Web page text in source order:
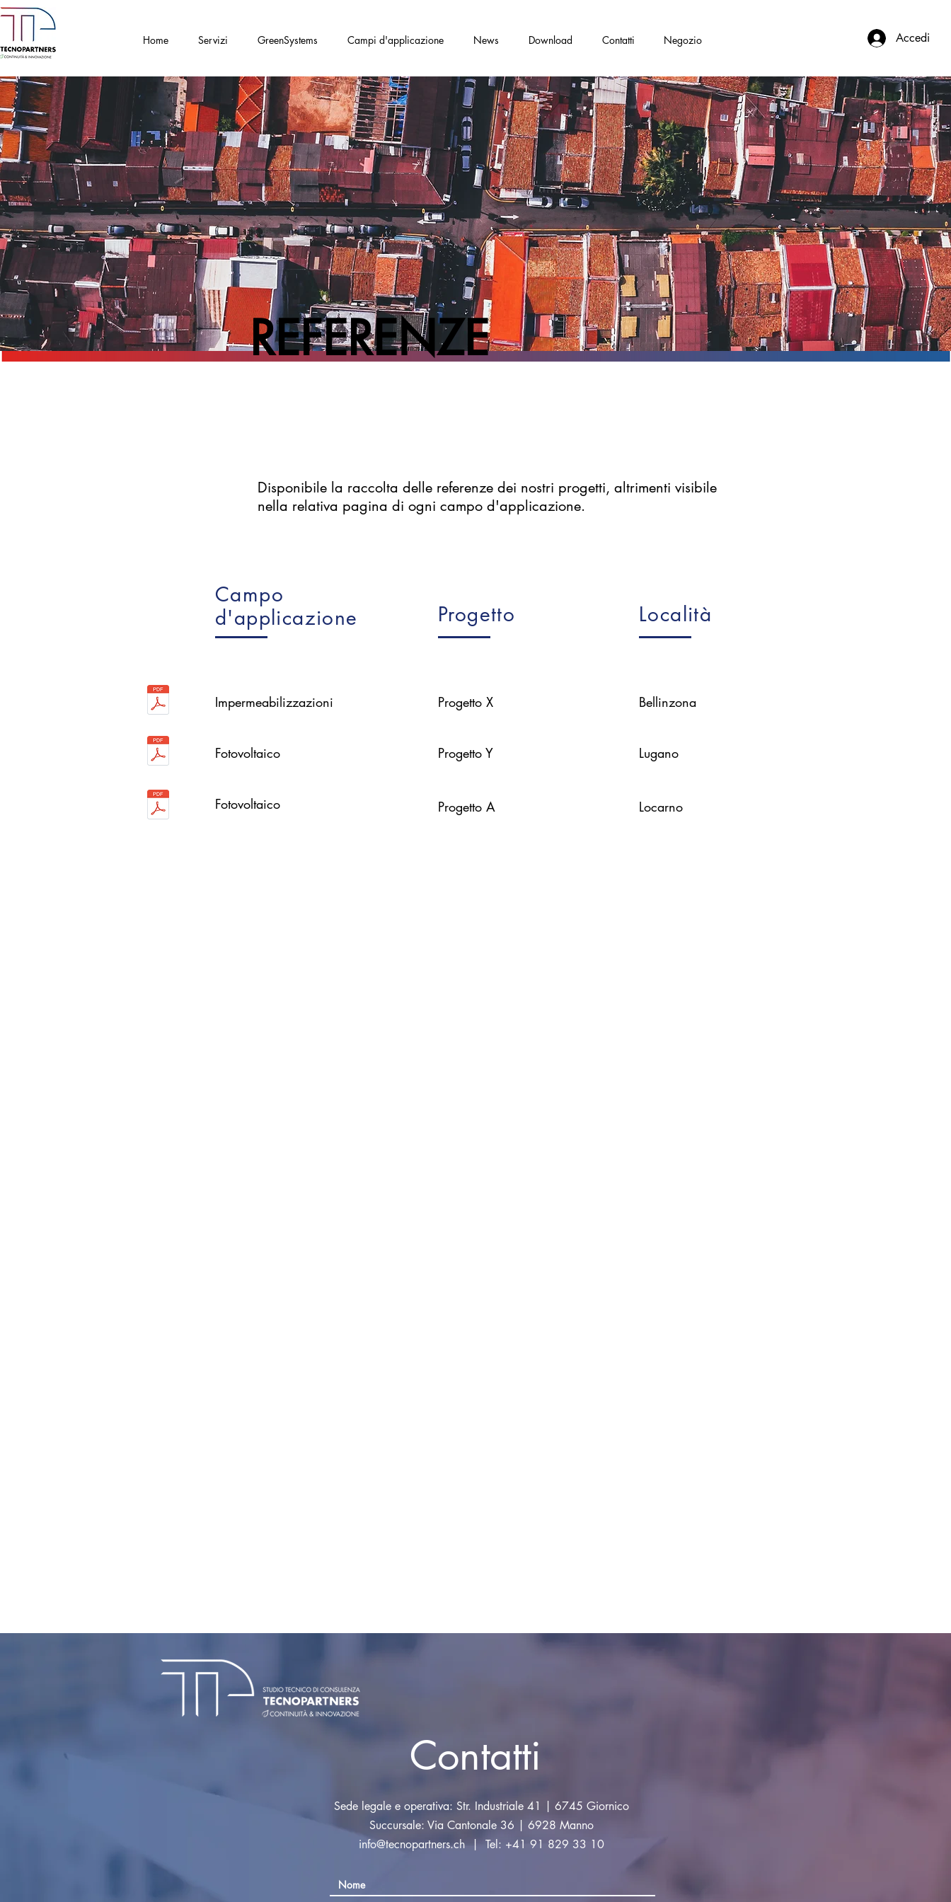
Home Servizi GreenSystems Campi d'applicazione News Download Contatti Negozio Accedi
REFERENZE
Campo
d'applicazione
Progetto Località
Bellinzona
Progetto X
Impermeabilizzazioni
Fotovoltaico Progetto Y Lugano
Locarno
Progetto A
Fotovoltaico
Disponibile la raccolta delle referenze dei nostri progetti, altrimenti visibile
nella relativa pagina di ogni campo d'applicazione.
Contatti
Sede legale e operativa: Str. Industriale 41 | 6745 Giornico
Succursale: Via Cantonale 36 | 6928 Manno
info@tecnopartners.ch| Tel: +41 91 829 33 10